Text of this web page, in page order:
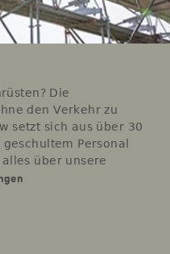
Die
den Verkehr zu
setzt sich aus über 30
geschultem Personal
über unsere